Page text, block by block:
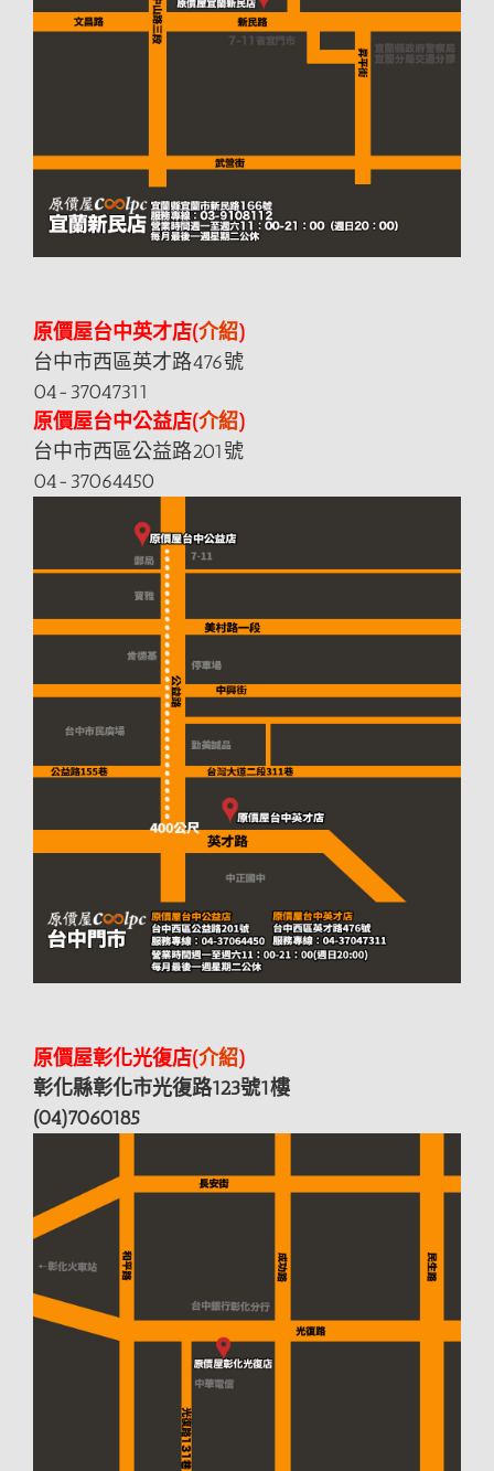
原價屋台中英才店(介紹)
台中市西區英才路476號
04-37047311
原價屋台中公益店(介紹)
台中市西區公益路201號
04-37064450
原價屋彰化光復店(介紹)
彰化縣彰化市光復路123號1樓
(04)7060185